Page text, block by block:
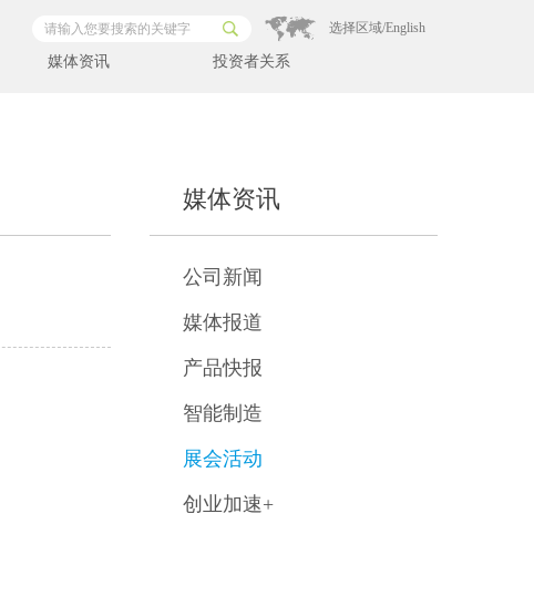
选择区域/English
媒体资讯 投资者关系
媒体资讯
公司新闻
媒体报道
产品快报
智能制造
展会活动
创业加速+